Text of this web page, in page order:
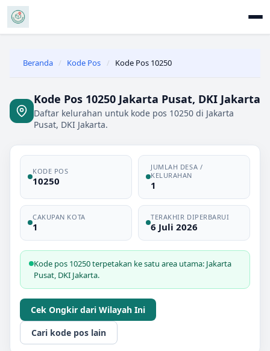
Beranda / Kode Pos / Kode Pos 10250
Kode Pos 10250 Jakarta Pusat, DKI Jakarta
Daftar kelurahan untuk kode pos 10250 di Jakarta
Pusat, DKI Jakarta.
KODE POS
10250
JUMLAH DESA /
KELURAHAN
1
CAKUPAN KOTA
1
TERAKHIR DIPERBARUI
6 Juli 2026
Kode pos 10250 terpetakan ke satu area utama: Jakarta
Pusat, DKI Jakarta.
Cek Ongkir dari Wilayah Ini
Cari kode pos lain